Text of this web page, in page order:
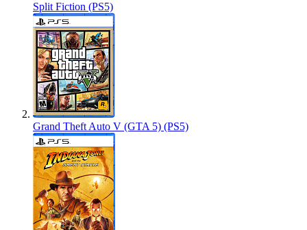
Split Fiction (PS5)
Grand Theft Auto V (GTA 5) (PS5)